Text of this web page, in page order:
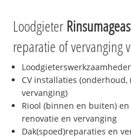
Loodgieter
reparatie of vervanging
CV installaties
vervanging)
Riool (binnen en buiten)
renovatie en vervanging
Dak(spoed)reparaties en